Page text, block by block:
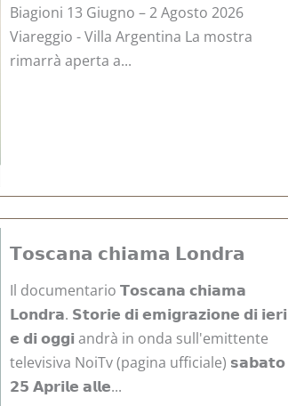
Biagioni 13 Giugno – 2 Agosto 2026
Viareggio - Villa Argentina La mostra
rimarrà aperta a...
𝗧𝗼𝘀𝗰𝗮𝗻𝗮 𝗰𝗵𝗶𝗮𝗺𝗮 𝗟𝗼𝗻𝗱𝗿𝗮
Il documentario 𝗧𝗼𝘀𝗰𝗮𝗻𝗮 𝗰𝗵𝗶𝗮𝗺𝗮
𝗟𝗼𝗻𝗱𝗿𝗮. 𝗦𝘁𝗼𝗿𝗶𝗲 𝗱𝗶 𝗲𝗺𝗶𝗴𝗿𝗮𝘇𝗶𝗼𝗻𝗲 𝗱𝗶 𝗶𝗲𝗿𝗶
𝗲 𝗱𝗶 𝗼𝗴𝗴𝗶 andrà in onda sull'emittente
televisiva NoiTv (pagina ufficiale) 𝘀𝗮𝗯𝗮𝘁𝗼
𝟮𝟱 𝗔𝗽𝗿𝗶𝗹𝗲 𝗮𝗹𝗹𝗲...